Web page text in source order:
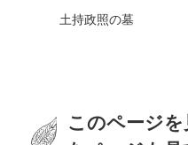
土持政照の墓
このページ